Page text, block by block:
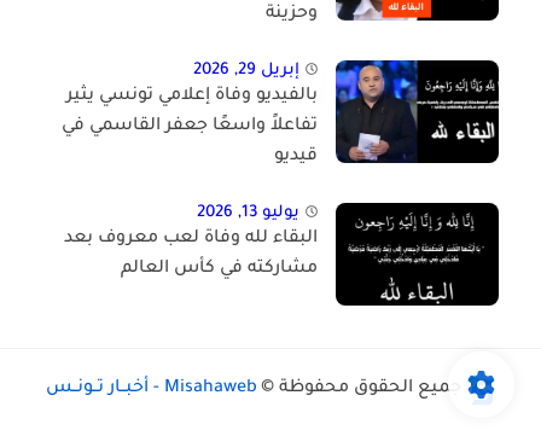
وحزينة
إبريل 29, 2026
بالفيديو وفاة إعلامي تونسي يثير
تفاعلاً واسعًا جعفر القاسمي في
قيديو
يوليو 13, 2026
البقاء لله وفاة لعب معروف بعد
مشاركته في كأس العالم
جميع الحقوق محفوظة © Misahaweb - أخبــار تــونــس